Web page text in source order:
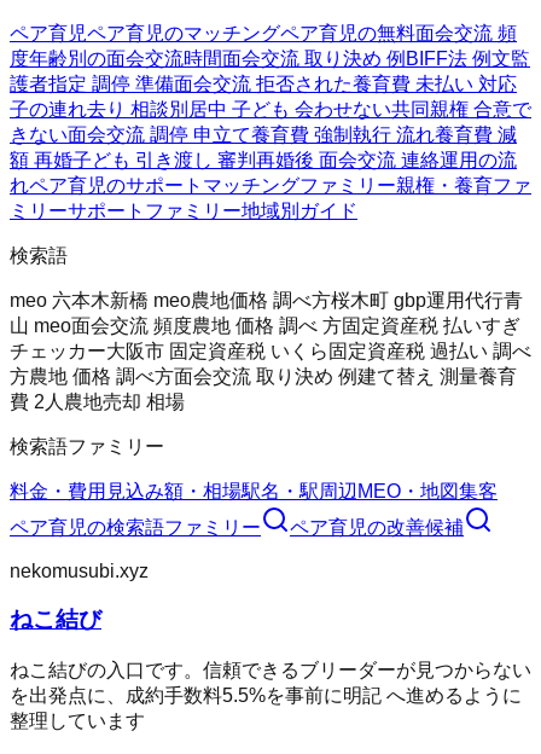
ペア育児ペア育児のマッチングペア育児の無料面会交流 頻
度年齢別の面会交流時間面会交流 取り決め 例 BIFF法 例文監
護者指定 調停 準備面会交流 拒否された養育費 未払い 対応
子の連れ去り 相談別居中 子ども 会わせない共同親権 合意で
きない面会交流 調停 申立て養育費 強制執行 流れ養育費 減
額 再婚子ども 引き渡し 審判 再婚後 面会交流 連絡運用の流
れペア育児のサポート マッチングファミリー親権・養育ファ
ミリーサポートファミリー地域別ガイド
検索語
meo 六本木新橋 meo農地価格 調べ方桜木町 gbp運用代行青
山 meo面会交流 頻度農地 価格 調べ 方固定資産税 払いすぎ
チェッカー大阪市 固定資産税 いくら 固定資産税 過払い 調べ
方農地 価格 調べ方面会交流 取り決め 例建て替え 測量養育
費 2人 農地売却 相場
検索語ファミリー
料金・費用 見込み額・相場駅名・駅周辺 MEO・地図集客
ペア育児の検索語ファミリー ペア育児の改善候補
nekomusubi.xyz
ねこ結び
ねこ結びの入口です。信頼できるブリーダーが見つからない
を出発点に、成約手数料5.5%を事前に明記 へ進めるように
整理しています